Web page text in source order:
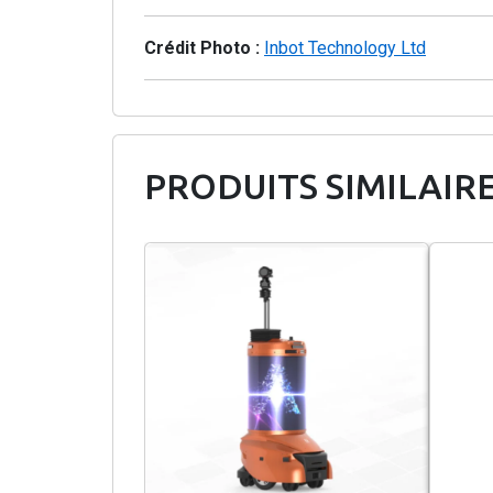
Crédit Photo : Inbot Technology Ltd
PRODUITS